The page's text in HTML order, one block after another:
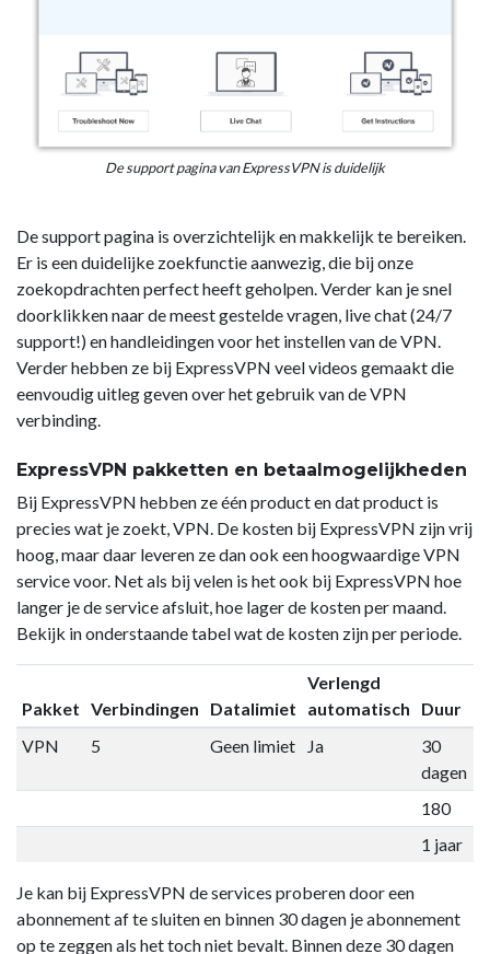
De support pagina van ExpressVPN is duidelijk
De support pagina is overzichtelijk en makkelijk te bereiken.
Er is een duidelijke zoekfunctie aanwezig, die bij onze
zoekopdrachten perfect heeft geholpen. Verder kan je snel
doorklikken naar de meest gestelde vragen, live chat (24/7
support!) en handleidingen voor het instellen van de VPN.
Verder hebben ze bij ExpressVPN veel videos gemaakt die
eenvoudig uitleg geven over het gebruik van de VPN
verbinding.
ExpressVPN pakketten en betaalmogelijkheden
Bij ExpressVPN hebben ze één product en dat product is
precies wat je zoekt, VPN. De kosten bij ExpressVPN zijn vrij
hoog, maar daar leveren ze dan ook een hoogwaardige VPN
service voor. Net als bij velen is het ook bij ExpressVPN hoe
langer je de service afsluit, hoe lager de kosten per maand.
Bekijk in onderstaande tabel wat de kosten zijn per periode.
Pakket Verbindingen Datalimiet
Verlengd
automatisch
Duur
VPN
5 Geen limiet Ja
30
dagen
180
1 jaar
Je kan bij ExpressVPN de services proberen door een
abonnement af te sluiten en binnen 30 dagen je abonnement
op te zeggen als het toch niet bevalt. Binnen deze 30 dagen